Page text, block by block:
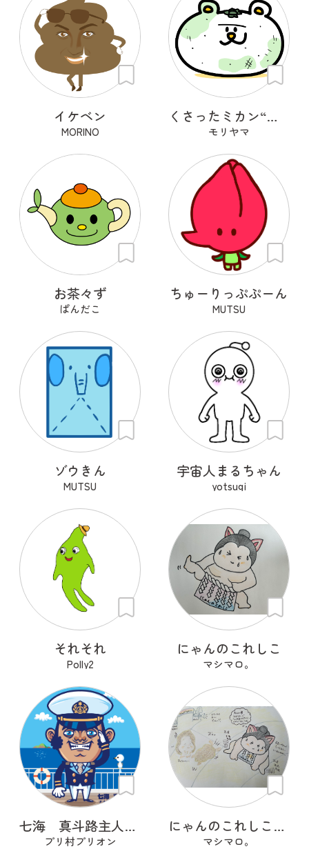
イケベン
MORINO
くさったミカン“みカビん”
モリヤマ
お茶々ず
ぱんだこ
ちゅーりっぷぷーん
MUTSU
ゾウきん
MUTSU
宇宙人まるちゃん
yotsugi
それそれ
Polly2
にゃんのこれしこ
マシマロ。
七海 真斗路主人（ナナミ マドロス）
プリ村プリオン
にゃんのこれしこ ある日の夢 Ｎo.2
マシマロ。